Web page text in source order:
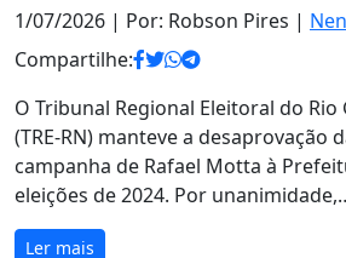
1/07/2026 | Por: Robson Pires |
Compartilhe:
O Tribunal Regional Eleitoral do
(TRE-RN) manteve a desaprovação
campanha de Rafael Motta à
eleições de 2024. Por
Ler mais